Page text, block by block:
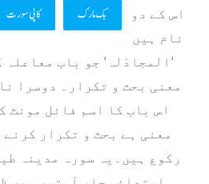
کاپی سورت بک مارک
اس کے دو
نام ہیں
’المجادَلہ‘ جو باب
معنی بحث و تکرار۔ دوسرا
اس باب کا اسم فائل مونث
معنی ہے بحث و تکرار
رکوع ہیں۔یہ سورہ مدینہ